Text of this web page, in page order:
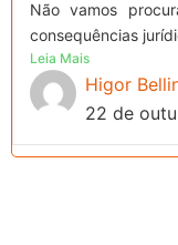
Não vamos
consequências
Leia Mais
Higor
22 de